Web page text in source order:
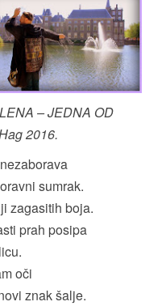
– JEDNA OD
2016.
sumrak.
zagasitih boja.
prah posipa
oči
znak šalje.